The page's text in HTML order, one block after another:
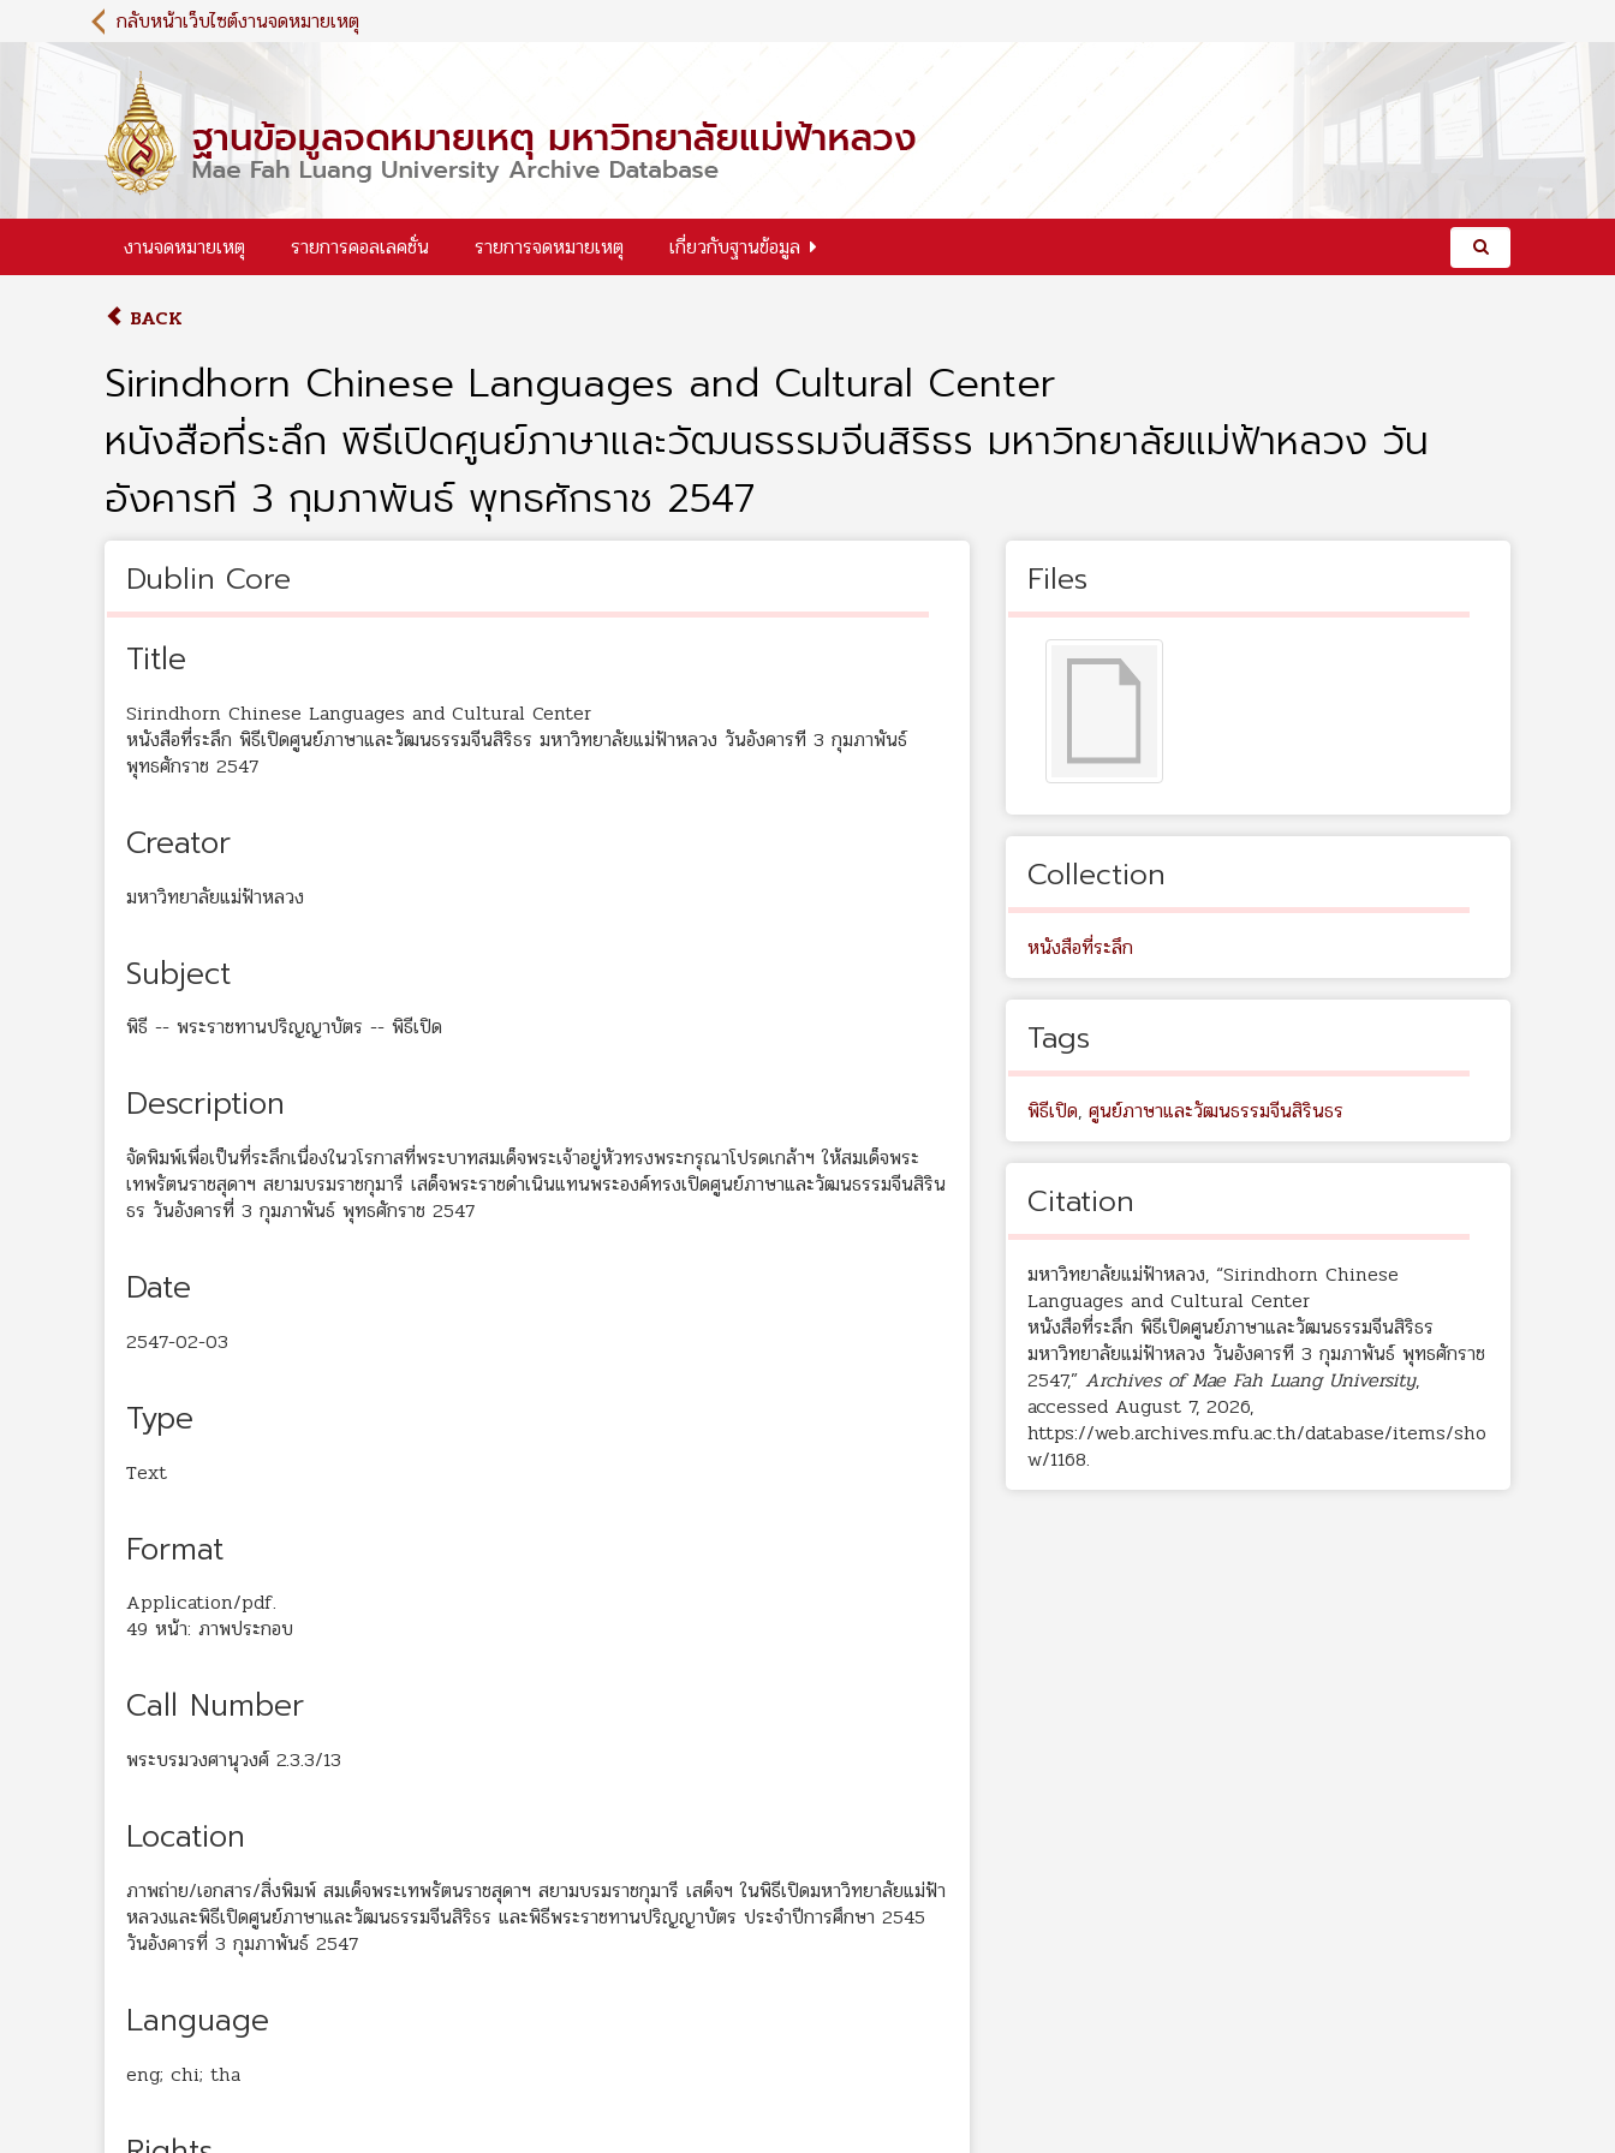
i
c
กลับหน้าเว็บไซต์งานจดหมายเหตุ
งานจดหมายเหตุ รายการคอลเลคชั่น รายการจดหมายเหตุ เกี่ยวกับฐานข้อมูล
BACK
Sirindhorn Chinese Languages and Cultural Center
หนังสือที่ระลึก พิธีเปิดศูนย์ภาษาและวัฒนธรรมจีนสิริธร มหาวิทยาลัยแม่ฟ้าหลวง วัน
อังคารที 3 กุมภาพันธ์ พุทธศักราช 2547
Dublin Core
Title
Sirindhorn Chinese Languages and Cultural Center
หนังสือที่ระลึก พิธีเปิดศูนย์ภาษาและวัฒนธรรมจีนสิริธร มหาวิทยาลัยแม่ฟ้าหลวง วันอังคารที 3 กุมภาพันธ์
พุทธศักราช 2547
Creator
มหาวิทยาลัยแม่ฟ้าหลวง
Subject
พิธี -- พระราชทานปริญญาบัตร -- พิธีเปิด
Description
จัดพิมพ์เพื่อเป็นที่ระลึกเนื่องในวโรกาสที่พระบาทสมเด็จพระเจ้าอยู่หัวทรงพระกรุณาโปรดเกล้าฯ ให้สมเด็จพระ
เทพรัตนราชสุดาฯ สยามบรมราชกุมารี เสด็จพระราชดำเนินแทนพระองค์ทรงเปิดศูนย์ภาษาและวัฒนธรรมจีนสิริน
ธร วันอังคารที่ 3 กุมภาพันธ์ พุทธศักราช 2547
Date
2547-02-03
Type
Text
Format
Application/pdf.
49 หน้า: ภาพประกอบ
Call Number
พระบรมวงศานุวงศ์ 2.3.3/13
Location
ภาพถ่าย/เอกสาร/สิ่งพิมพ์ สมเด็จพระเทพรัตนราชสุดาฯ สยามบรมราชกุมารี เสด็จฯ ในพิธีเปิดมหาวิทยาลัยแม่ฟ้า
หลวงและพิธีเปิดศูนย์ภาษาและวัฒนธรรมจีนสิริธร และพิธีพระราชทานปริญญาบัตร ประจำปีการศึกษา 2545
วันอังคารที่ 3 กุมภาพันธ์ 2547
Language
eng; chi; tha
Files
Collection
หนังสือที่ระลึก
Tags
พิธีเปิด, ศูนย์ภาษาและวัฒนธรรมจีนสิรินธร
Citation
มหาวิทยาลัยแม่ฟ้าหลวง, “Sirindhorn Chinese
Languages and Cultural Center
หนังสือที่ระลึก พิธีเปิดศูนย์ภาษาและวัฒนธรรมจีนสิริธร
มหาวิทยาลัยแม่ฟ้าหลวง วันอังคารที 3 กุมภาพันธ์ พุทธศักราช
2547,” Archives of Mae Fah Luang University,
accessed August 7, 2026,
https://web.archives.mfu.ac.th/database/items/sho
w/1168.